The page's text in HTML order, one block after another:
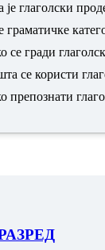
је глаголски
граматичке
се гради
се користи
препознати